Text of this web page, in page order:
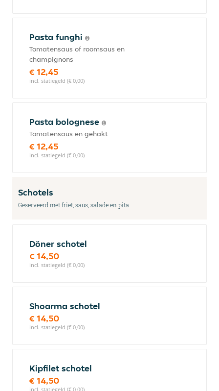
Pasta funghi
Tomatensaus of roomsaus en
champignons
€ 12,45
incl. statiegeld (€ 0,00)
Pasta bolognese
Tomatensaus en gehakt
€ 12,45
incl. statiegeld (€ 0,00)
Schotels
Geserveerd met friet, saus, salade en pita
Döner schotel
€ 14,50
incl. statiegeld (€ 0,00)
Shoarma schotel
€ 14,50
incl. statiegeld (€ 0,00)
Kipfilet schotel
€ 14,50
incl. statiegeld (€ 0,00)